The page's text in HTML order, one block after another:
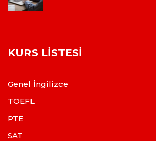
KURS LISTESI
Genel İngilizce
TOEFL
PTE
SAT